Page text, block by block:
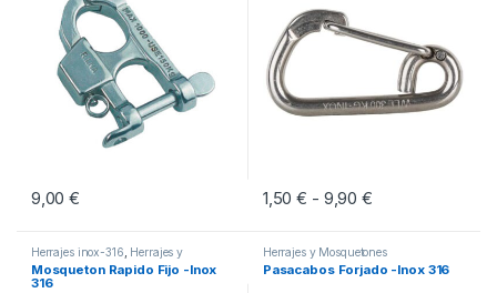
9,00€ 1,50€ - 9,90€Rango de
Este producto tiene múltiples
Herrajes inox-316 Herrajes y
Mosquetones
Mosqueton Rapido Fijo -Inox
316
Herrajes y Mosquetones
Pasacabos Forjado -Inox 316